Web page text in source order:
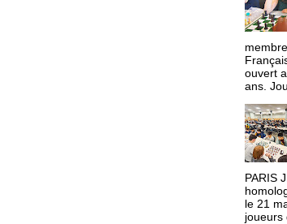
ouvert
ans.
PARIS
le 21
joueurs